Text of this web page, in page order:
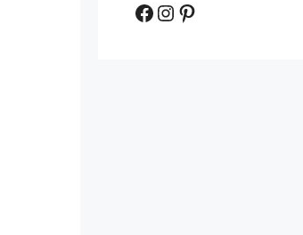
Facebook
Instagram
Pinterest